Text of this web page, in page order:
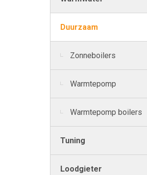
Duurzaam
Zonneboilers
Warmtepomp
Warmtepomp boilers
Tuning
Loodgieter